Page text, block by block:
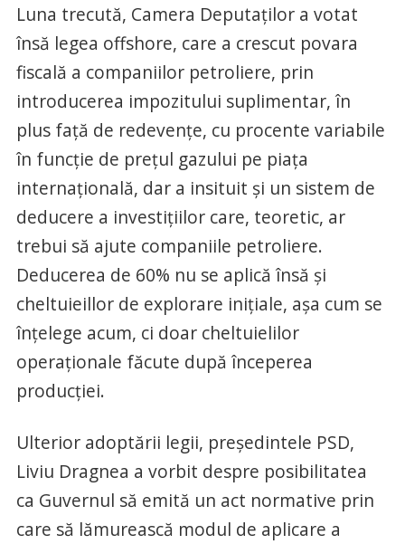
Luna trecută, Camera Deputaţilor a votat
însă legea offshore, care a crescut povara
fiscală a companiilor petroliere, prin
introducerea impozitului suplimentar, în
plus faţă de redevenţe, cu procente variabile
în funcţie de preţul gazului pe piaţa
internaţională, dar a insituit şi un sistem de
deducere a investiţiilor care, teoretic, ar
trebui să ajute companiile petroliere.
Deducerea de 60% nu se aplică însă şi
cheltuieillor de explorare iniţiale, aşa cum se
înţelege acum, ci doar cheltuielilor
operaţionale făcute după începerea
producţiei.
Ulterior adoptării legii, preşedintele PSD,
Liviu Dragnea a vorbit despre posibilitatea
ca Guvernul să emită un act normative prin
care să lămurească modul de aplicare a